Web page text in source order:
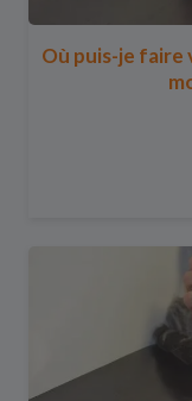
Où puis-je faire